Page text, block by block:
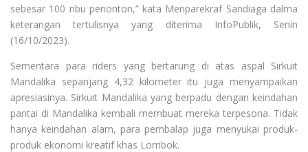
sebesar 100 ribu penonton,” kata Menparekraf Sandiaga dalma
keterangan tertulisnya yang diterima InfoPublik, Senin
(16/10/2023).
Sementara para riders yang bertarung di atas aspal Sirkuit
Mandalika sepanjang 4,32 kilometer itu juga menyampaikan
apresiasinya. Sirkuit Mandalika yang berpadu dengan keindahan
pantai di Mandalika kembali membuat mereka terpesona. Tidak
hanya keindahan alam, para pembalap juga menyukai produk-
produk ekonomi kreatif khas Lombok.